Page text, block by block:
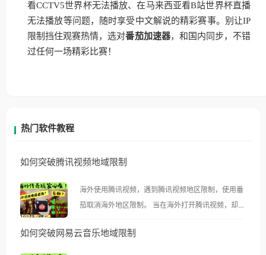
看CCTV5世界杯无法播放、在马来西亚看B站世界杯直播
无法播放等问题，随时享受中文解说的精彩赛事。别让IP
限制挡住观赛热情，选对番茄加速器，和国内同步，不错
过任何一场精彩比赛！
热门软件教程
如何突破腾讯视频地域限制
海外使用腾讯视频，遇到腾讯视频地区限制，使用番
茄取消海外地区限制。 当在海外打开腾讯视频，却突
示语。 海外用户如香港、澳门、台湾、美国、加拿
如何突破网易云音乐地域限制